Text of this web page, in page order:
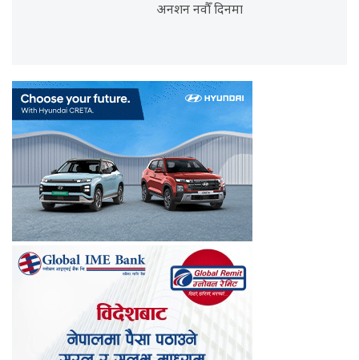
अनशन नवौँ दिनमा